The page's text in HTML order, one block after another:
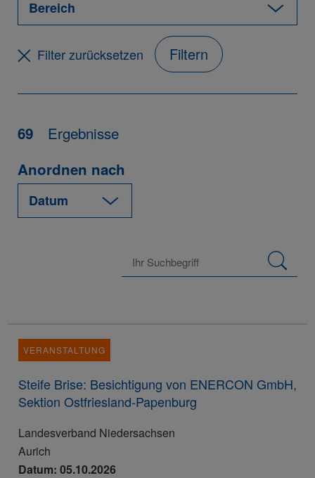
Filter zurücksetzen Filtern
69 Ergebnisse
Anordnen nach
VERANSTALTUNG
Steife Brise: Besichtigung von ENERCON GmbH,
Sektion Ostfriesland-Papenburg
Landesverband Niedersachsen
Aurich
Datum: 05.10.2026